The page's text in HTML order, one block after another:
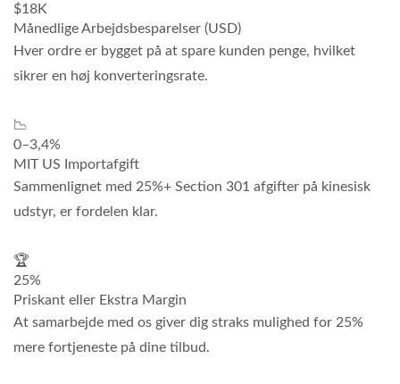
$18K
Månedlige Arbejdsbesparelser (USD)
Hver ordre er bygget på at spare kunden penge, hvilket
sikrer en høj konverteringsrate.
📉
0–3,4%
MIT US Importafgift
Sammenlignet med 25%+ Section 301 afgifter på kinesisk
udstyr, er fordelen klar.
🏆
25%
Priskant eller Ekstra Margin
At samarbejde med os giver dig straks mulighed for 25%
mere fortjeneste på dine tilbud.